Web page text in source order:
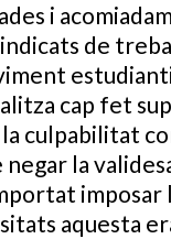
i
de
cap fet
culpabilitat
negar la
aquesta